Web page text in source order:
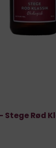
Stege Rød